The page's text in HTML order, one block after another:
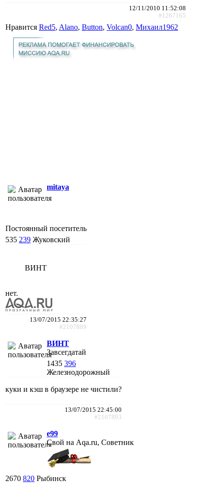
12/11/2010 11:52:08
#1267165
Нравится Red5, Alano, Button, Volcan0, Михаил1962
mitaya
Постоянный посетитель
535 239 Жуковский
ВИНТ
нет.
13/07/2015 22:35:27
#2107889
ВИНТ
Завсегдатай
1435 396
Железнодорожный
куки и кэш в браузере не чистили?
13/07/2015 22:45:00
#2107893
e99
Свой на Aqa.ru, Советник
2670 820 Рыбинск